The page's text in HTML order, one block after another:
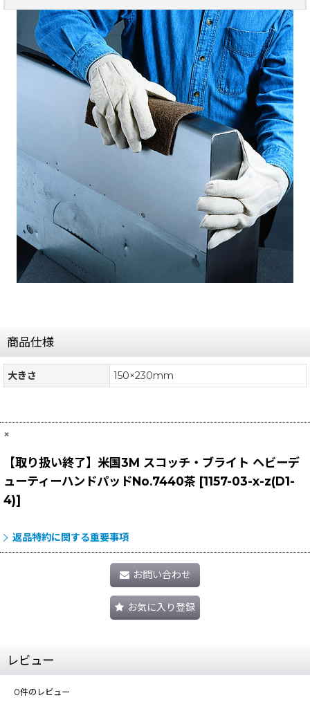
商品仕様
大きさ 150×230mm
×
【取り扱い終了】米国3M スコッチ・ブライト ヘビーデ
ューティーハンドパッドNo.7440茶 [1157-03-x-z(D1-
4)]
返品特約に関する重要事項
お問い合わせ
お気に入り登録
レビュー
0件のレビュー